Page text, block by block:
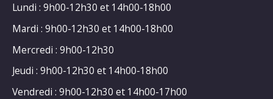
Lundi : 9h00-12h30 et 14h00-18h00
Mardi : 9h00-12h30 et 14h00-18h00
Mercredi : 9h00-12h30
Jeudi : 9h00-12h30 et 14h00-18h00
Vendredi : 9h00-12h30 et 14h00-17h00